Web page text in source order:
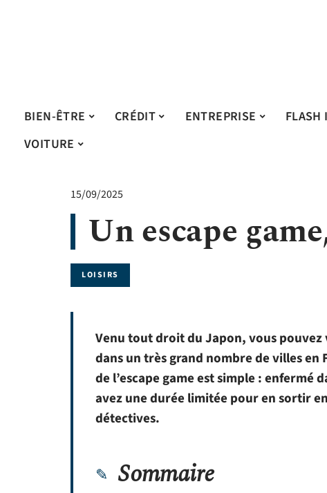
BIEN-ÊTRE CRÉDIT ENTREPRISE FLASH
VOITURE
15/09/2025
Un escape
LOISIRS
Venu tout droit du Japon, vous
dans un très grand nombre de villes en
de l’escape game est simple : enfermé
avez une durée limitée pour en sortir
détectives.
Sommaire